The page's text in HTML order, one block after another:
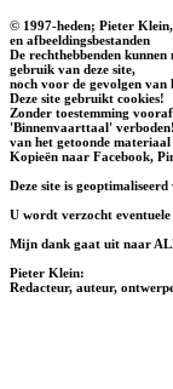
© 1997-heden; Pieter
en afbeeldingsbestanden
De rechthebbenden
gebruik van deze site,
noch voor de gevolgen van
Deze site gebruikt cookies!
Zonder toestemming
'Binnenvaarttaal'
van het getoonde
Kopieën naar Facebook,
Deze site is
U wordt verzocht eventuele
Mijn dank gaat uit naar
Pieter Klein:
Redacteur, auteur,